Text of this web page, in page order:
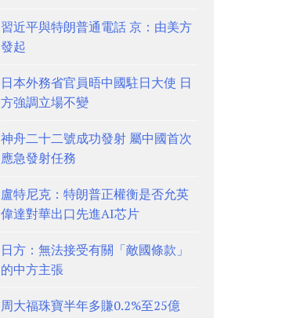
習近平與特朗普通電話 京：由美方
發起
日本外務省官員晤中國駐日大使 日
方強調立場不變
神舟二十二號成功發射 屬中國首次
應急發射任務
盧特尼克：特朗普正權衡是否允英
偉達對華出口先進AI芯片
日方：無法接受有關「敵國條款」
的中方主張
周大福珠寶半年多賺0.2%至25億